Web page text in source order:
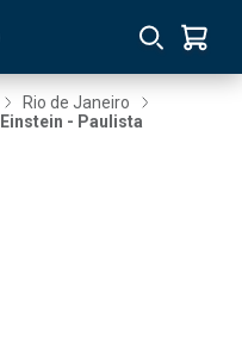
Rio de Janeiro
- Paulista